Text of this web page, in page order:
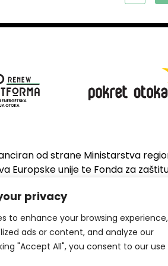
privacy
to enhance your browsing experience,
ads or content, and analyze our
"Accept All", you consent to our use
od strane Ministarstva
Europske unije te Fonda za